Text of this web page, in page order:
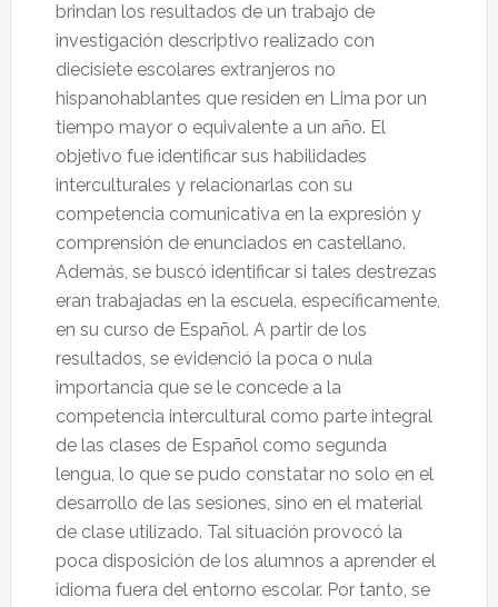
brindan los resultados de un trabajo de
investigación descriptivo realizado con
diecisiete escolares extranjeros no
hispanohablantes que residen en Lima por un
tiempo mayor o equivalente a un año. El
objetivo fue identificar sus habilidades
interculturales y relacionarlas con su
competencia comunicativa en la expresión y
comprensión de enunciados en castellano.
Además, se buscó identificar si tales destrezas
eran trabajadas en la escuela, específicamente,
en su curso de Español. A partir de los
resultados, se evidenció la poca o nula
importancia que se le concede a la
competencia intercultural como parte integral
de las clases de Español como segunda
lengua, lo que se pudo constatar no solo en el
desarrollo de las sesiones, sino en el material
de clase utilizado. Tal situación provocó la
poca disposición de los alumnos a aprender el
idioma fuera del entorno escolar. Por tanto, se